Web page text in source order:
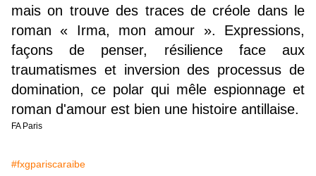
mais on trouve des traces de créole dans le
roman « Irma, mon amour ». Expressions,
façons de penser, résilience face aux
traumatismes et inversion des processus de
domination, ce polar qui mêle espionnage et
roman d'amour est bien une histoire antillaise.
FA Paris
#fxgpariscaraibe